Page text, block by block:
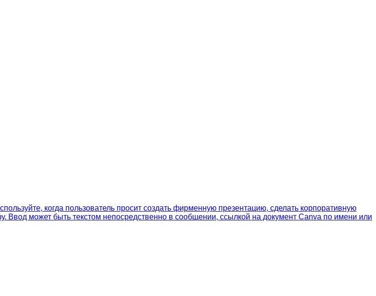
когда пользователь просит создать фирменную презентацию, сделать корпоративную
Ввод может быть текстом непосредственно в сообщении, ссылкой на документ Canva по имени или